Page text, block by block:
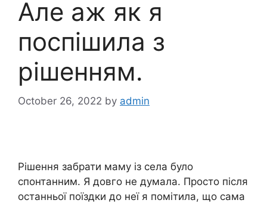
Але аж як я
поспішила з
рішенням.
October 26, 2022 by admin
Рішення забрати маму із села було
спонтанним. Я довго не думала. Просто після
останньої поїздки до неї я помітила, що сама